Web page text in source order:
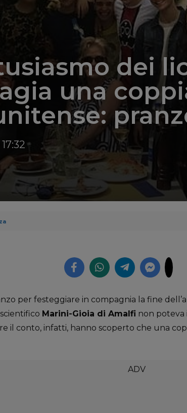
dei
una
per festeggiare in compagnia la fine
Marini-Gioia di Amalfi non poteva
il conto, infatti, hanno scoperto che una